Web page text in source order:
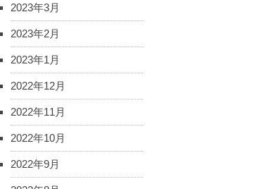
2023年3月
2023年2月
2023年1月
2022年12月
2022年11月
2022年10月
2022年9月